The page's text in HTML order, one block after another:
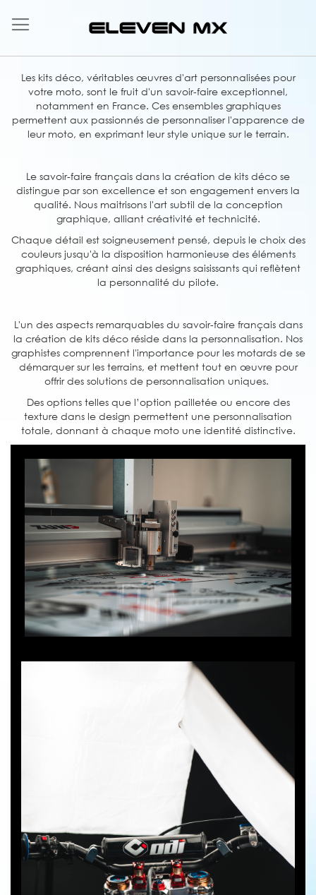
au
contenu
Les kits déco, véritables œuvres d'art personnalisées pour
votre moto, sont le fruit d'un savoir-faire exceptionnel,
notamment en France. Ces ensembles graphiques
permettent aux passionnés de personnaliser l'apparence de
leur moto, en exprimant leur style unique sur le terrain.
Le savoir-faire français dans la création de kits déco se
distingue par son excellence et son engagement envers la
qualité. Nous maitrisons l'art subtil de la conception
graphique, alliant créativité et technicité.
Chaque détail est soigneusement pensé, depuis le choix des
couleurs jusqu'à la disposition harmonieuse des éléments
graphiques, créant ainsi des designs saisissants qui reflètent
la personnalité du pilote.
L'un des aspects remarquables du savoir-faire français dans
la création de kits déco réside dans la personnalisation. Nos
graphistes comprennent l'importance pour les motards de se
démarquer sur les terrains, et mettent tout en œuvre pour
offrir des solutions de personnalisation uniques.
Des options telles que l’option pailletée ou encore des
texture dans le design permettent une personnalisation
totale, donnant à chaque moto une identité distinctive.